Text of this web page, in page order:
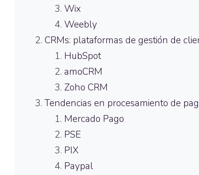
Wix
Weebly
CRMs: plataformas de gestión de
HubSpot
amoCRM
Zoho CRM
Tendencias en procesamiento de
Mercado Pago
PSE
PIX
Paypal